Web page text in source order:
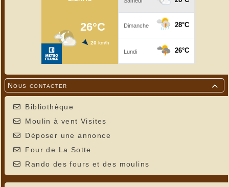

Nous contacter
Bibliothèque
Moulin à vent Visites
Déposer une annonce
Four de La Sotte
Rando des fours et des moulins